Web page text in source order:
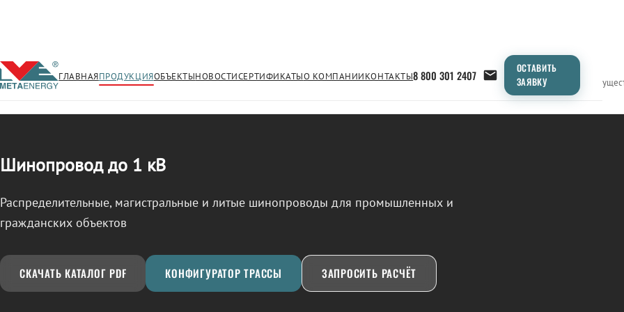
ГЛАВНАЯПРОДУКЦИЯОБЪЕКТЫНОВОСТИСЕРТИФИКАТЫО КОМПАНИИКОНТАКТЫ8 800 301 2407
ОСТАВИТЬ
ЗАЯВКУ
← Продукция/ШИНОПРОВОД Применение Продукция ТипоразмерыСравнение
Шинопровод до 1 кВ
Распределительные, магистральные и литые шинопроводы для промышленных и
гражданских объектов
СКАЧАТЬ КАТАЛОГ PDF КОНФИГУРАТОР ТРАССЫ ЗАПРОСИТЬ РАСЧЁТ